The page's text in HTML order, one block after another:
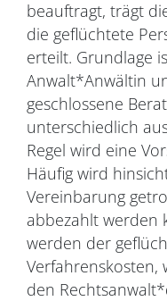
beauftragt, trägt
die geflüchtete
erteilt. Grundlage
Anwalt*Anwältin
geschlossene
unterschiedlich
Regel wird eine
Häufig wird
Vereinbarung
abbezahlt werden
werden der
Verfahrenskosten,
den